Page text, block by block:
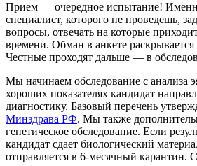
Прием — очередное испытание!
специалист, которого не проведешь,
вопросы, отвечать на которые
времени. Обман в анкете раскрывается
Честные проходят дальше — в
Мы начинаем обследование с анализа
хороших показателях кандидат
диагностику. Базовый перечень
Минздрава РФ. Мы также
генетическое обследование. Если
кандидат сдает биологический
отправляется в 6-месячный карантин.